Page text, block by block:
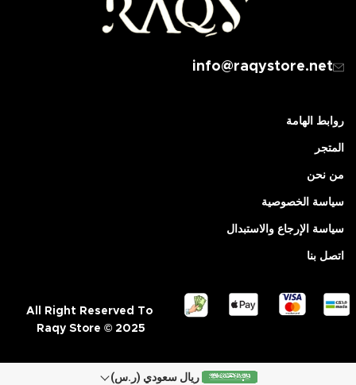
info@raqystore.net
روابط الهامة
المتجر
من نحن
سياسة الخصوصية
سياسة الإرجاع والاستبدال
اتصل بنا
All Right Reserved To
Raqy Store © 2025
ريال سعودي (ر.س)